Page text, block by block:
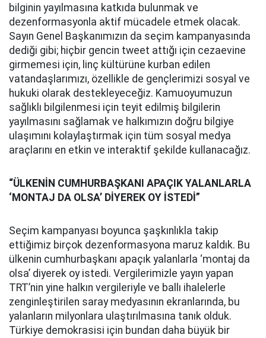
bilginin yayılmasına katkıda bulunmak ve
dezenformasyonla aktif mücadele etmek olacak.
Sayın Genel Başkanımızın da seçim kampanyasında
dediği gibi; hiçbir gencin tweet attığı için cezaevine
girmemesi için, linç kültürüne kurban edilen
vatandaşlarımızı, özellikle de gençlerimizi sosyal ve
hukuki olarak destekleyeceğiz. Kamuoyumuzun
sağlıklı bilgilenmesi için teyit edilmiş bilgilerin
yayılmasını sağlamak ve halkımızın doğru bilgiye
ulaşımını kolaylaştırmak için tüm sosyal medya
araçlarını en etkin ve interaktif şekilde kullanacağız.
“ÜLKENİN CUMHURBAŞKANI APAÇIK YALANLARLA
‘MONTAJ DA OLSA’ DİYEREK OY İSTEDİ”
Seçim kampanyası boyunca şaşkınlıkla takip
ettiğimiz birçok dezenformasyona maruz kaldık. Bu
ülkenin cumhurbaşkanı apaçık yalanlarla ‘montaj da
olsa’ diyerek oy istedi. Vergilerimizle yayın yapan
TRT’nin yine halkın vergileriyle ve ballı ihalelerle
zenginleştirilen saray medyasının ekranlarında, bu
yalanların milyonlara ulaştırılmasına tanık olduk.
Türkiye demokrasisi için bundan daha büyük bir